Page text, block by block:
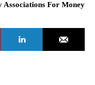
For Money